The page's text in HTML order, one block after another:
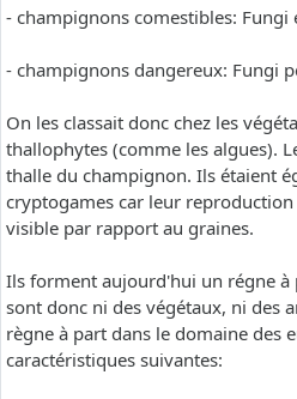
- champignons comestibles: Fungi
- champignons dangereux: Fungi
On les classait donc chez les
thallophytes (comme les algues).
thalle du champignon. Ils étaient
cryptogames car leur reproduction
visible par rapport au graines.
Ils forment aujourd'hui un régne à
sont donc ni des végétaux, ni des
règne à part dans le domaine des
caractéristiques suivantes: